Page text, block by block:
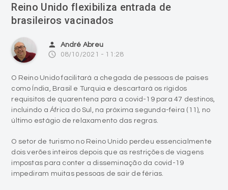
Reino Unido flexibiliza entrada de
brasileiros vacinados
person André Abreu
access_time 08/10/2021 - 11:28
O Reino Unido facilitará a chegada de pessoas de países
como Índia, Brasil e Turquia e descartará os rígidos
requisitos de quarentena para a covid-19 para 47 destinos,
incluindo a África do Sul, na próxima segunda-feira (11), no
último estágio de relaxamento das regras.
O setor de turismo no Reino Unido perdeu essencialmente
dois verões inteiros depois que as restrições de viagens
impostas para conter a disseminação da covid-19
impediram muitas pessoas de sair de férias.